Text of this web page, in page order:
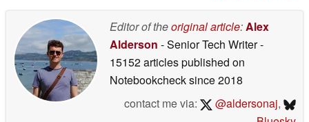
Editor of theoriginal article:Alex
Alderson - Senior Tech Writer-
15152 articles published on
Notebookchecksince 2018
contact me via:
@aldersonaj,